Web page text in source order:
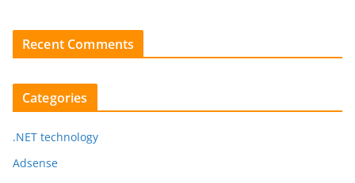
Recent Comments
Categories
.NET technology
Adsense